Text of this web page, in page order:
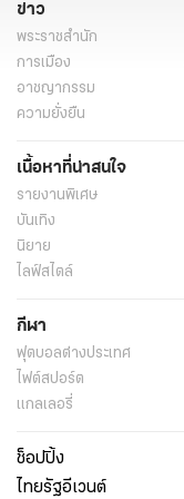
ข่าว
พระราชสำนัก
การเมือง
อาชญากรรม
ความยั่งยืน
เนื้อหาที่น่าสนใจ
รายงานพิเศษ
บันเทิง
นิยาย
ไลฟ์สไตล์
กีฬา
ฟุตบอลต่่างประเทศ
ไฟต์สปอร์ต
แกลเลอรี่
ช็อปปิ้ง
ไทยรัฐอีเวนต์